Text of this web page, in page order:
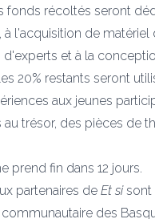
fonds récoltés seront
à l'acquisition de matériel
et à la
20% restants seront
aux jeunes
au trésor, des pièces de
prend fin dans 12 jours.
partenaires de Et sisont
communautaire des